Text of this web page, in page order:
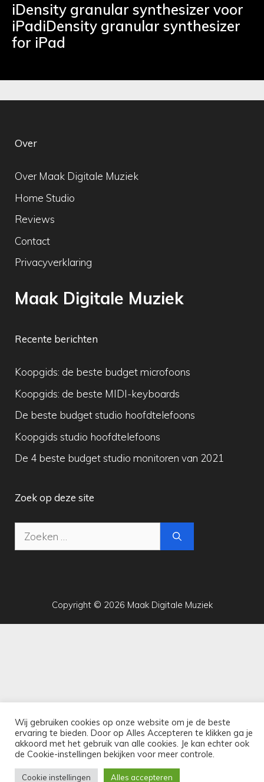
iDensity granular synthesizer voor
iPadiDensity granular synthesizer
for iPad
Over
Over Maak Digitale Muziek
Home Studio
Reviews
Contact
Privacyverklaring
Maak Digitale Muziek
Recente berichten
Koopgids: de beste budget microfoons
Koopgids: de beste MIDI-keyboards
De beste budget studio hoofdtelefoons
Koopgids studio hoofdtelefoons
De 4 beste budget studio monitoren van 2021
Zoek op deze site
Zoek
naar:
Copyright © 2026 Maak Digitale Muziek
Wij gebruiken cookies op onze website om je de beste
ervaring te bieden. Door op Alles Accepteren te klikken ga je
akkoord met het gebruik van alle cookies. Je kan echter ook
de Cookie-instellingen bekijken voor meer controle.
Cookie instellingen Alles accepteren